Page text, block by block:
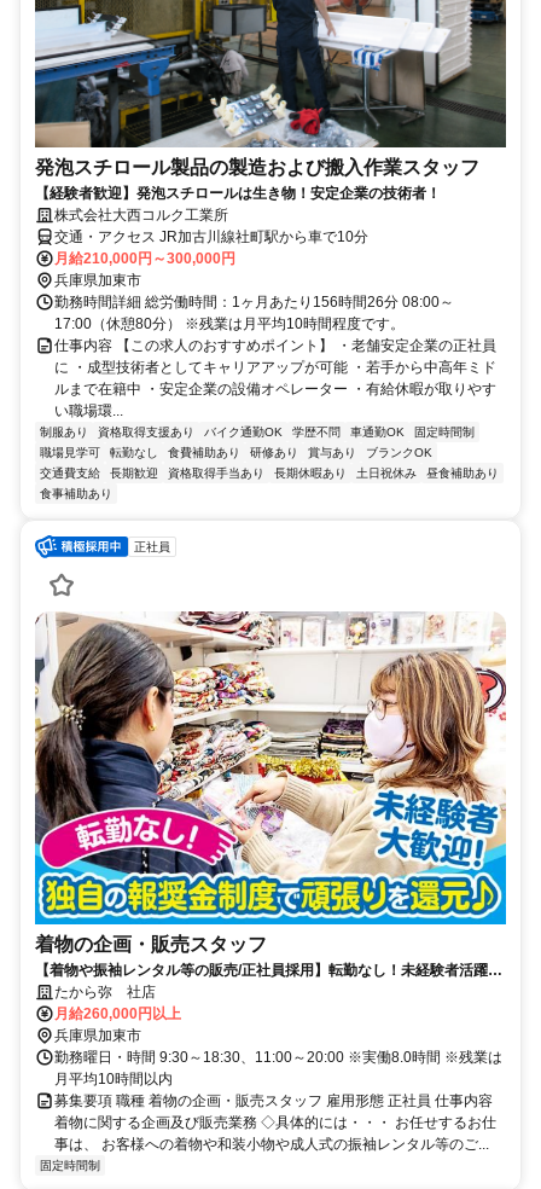
発泡スチロール製品の製造および搬入作業スタッフ
【経験者歓迎】発泡スチロールは生き物！安定企業の技術者！
株式会社大西コルク工業所
交通・アクセス JR加古川線社町駅から車で10分
月給210,000円～300,000円
兵庫県加東市
勤務時間詳細 総労働時間：1ヶ月あたり156時間26分 08:00～
17:00（休憩80分） ※残業は月平均10時間程度です。
仕事内容 【この求人のおすすめポイント】 ・老舗安定企業の正社員
に ・成型技術者としてキャリアアップが可能 ・若手から中高年ミド
ルまで在籍中 ・安定企業の設備オペレーター ・有給休暇が取りやす
い職場環...
制服あり 資格取得支援あり バイク通勤OK 学歴不問 車通勤OK
固定時間制
職場見学可
転勤なし 食費補助あり 研修あり 賞与あり
ブランクOK
交通費支給
長期歓迎 資格取得手当あり 長期休暇あり 土日祝休み
昼食補助あり
食事補助あり
正社員
着物の企画・販売スタッフ
【着物や振袖レンタル等の販売/正社員採用】転勤なし！未経験者活躍
中！待遇良好♪プライベートも充実♪
たから弥 社店
月給260,000円以上
兵庫県加東市
勤務曜日・時間 9:30～18:30、11:00～20:00 ※実働8.0時間 ※残業は
月平均10時間以内
募集要項 職種 着物の企画・販売スタッフ 雇用形態 正社員 仕事内容
着物に関する企画及び販売業務 ◇具体的には・・・ お任せするお仕
事は、 お客様への着物や和装小物や成人式の振袖レンタル等のご...
固定時間制